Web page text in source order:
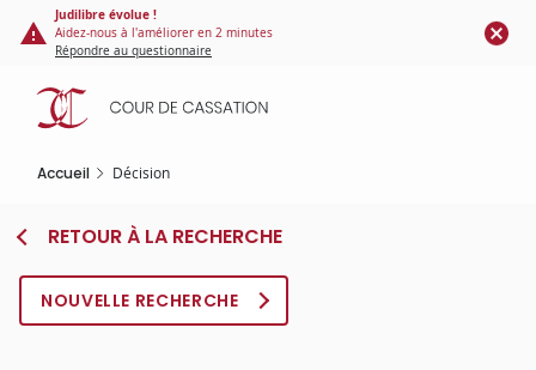
Panneau de gestion des cookies
contenu
principal
Judilibre évolue !
Aidez-nous à l'améliorer en 2 minutes
Répondre au questionnaire
Accueil Décision
RETOUR À LA RECHERCHE
NOUVELLE RECHERCHE